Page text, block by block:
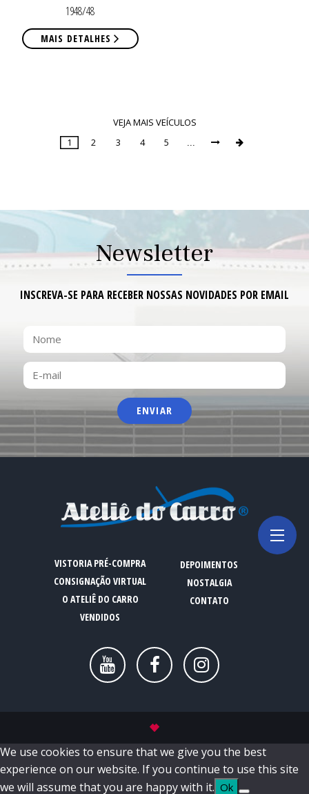
1948/48
MAIS DETALHES
VEJA MAIS VEÍCULOS
Page
1 2 3 4 5  
Newsletter
INSCREVA-SE PARA RECEBER NOSSAS NOVIDADES POR EMAIL
NOME
E-
MAIL
VISTORIA PRÉ-COMPRA
CONSIGNAÇÃO VIRTUAL
O ATELIÊ DO CARRO
VENDIDOS
DEPOIMENTOS
NOSTALGIA
CONTATO
We use cookies to ensure that we give you the best
experience on our website. If you continue to use this site
we will assume that you are happy with it. Ok